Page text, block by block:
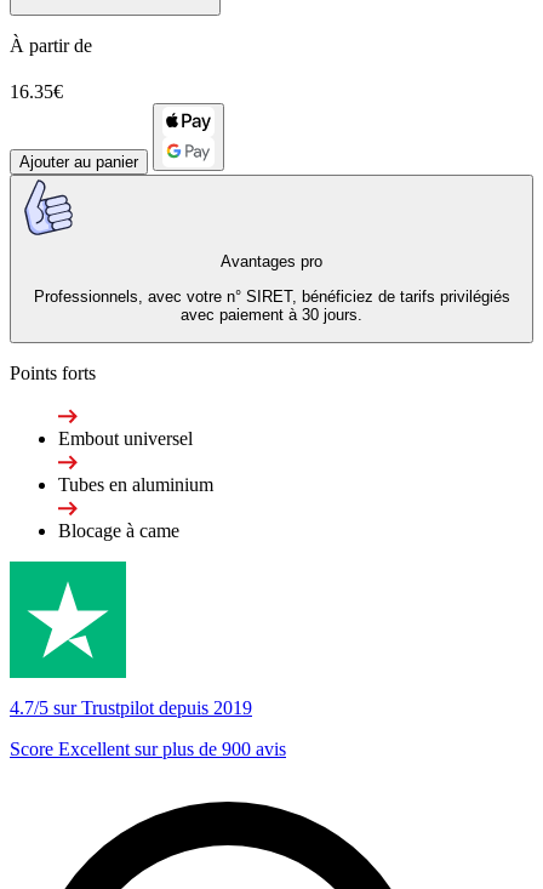
À partir de
16.35€
Ajouter au panier
Avantages pro
Professionnels, avec votre n° SIRET, bénéficiez de tarifs privilégiés
avec paiement à 30 jours.
Points forts
Embout universel
Tubes en aluminium
Blocage à came
4.7/5 sur Trustpilot depuis 2019
Score Excellent sur plus de 900 avis